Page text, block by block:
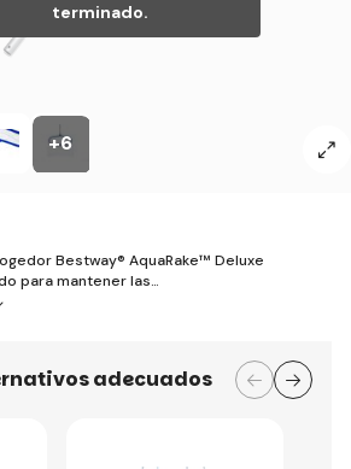
+6
terminado.
Bestway® AquaRake™ Deluxe
para mantener las…
adecuados